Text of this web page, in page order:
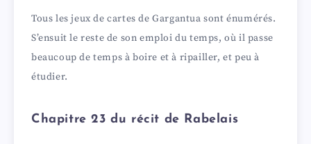
Tous les jeux de cartes de Gargantua sont énumérés.
S’ensuit le reste de son emploi du temps, où il passe
beaucoup de temps à boire et à ripailler, et peu à
étudier.
Chapitre 23 du récit de Rabelais